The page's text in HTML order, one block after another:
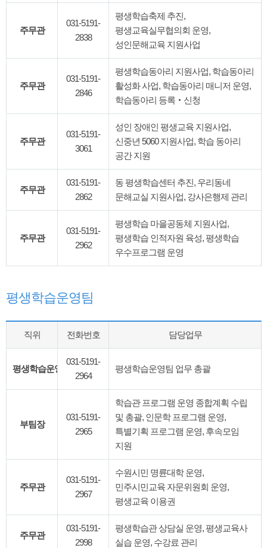
주무관
031-5191-
2838
평생학습축제 추진,
평생교육실무협의회 운영,
성인문해교육 지원사업
주무관
031-5191-
2846
평생학습동아리 지원사업, 학습동아리
활성화 사업, 학습동아리 매니저 운영,
학습동아리 등록‧신청
주무관
031-5191-
3061
성인 장애인 평생교육 지원사업,
신중년 5060 지원사업, 학습 동아리
공간 지원
주무관
031-5191-
2862
동 평생학습센터 추진, 우리동네
문해교실 지원사업, 강사은행제 관리
주무관
031-5191-
2962
평생학습 마을공동체 지원사업,
평생학습 인적자원 육성, 평생학습
우수프로그램 운영
평생학습운영팀
직위 전화번호 담당업무
평생학습운영팀장
031-5191-
2964
평생학습운영팀 업무 총괄
부팀장
031-5191-
2965
학습관 프로그램 운영 종합계획 수립
및 총괄, 인문학 프로그램 운영,
특별기획 프로그램 운영, 후속모임
지원
주무관
031-5191-
2967
수원시민 명륜대학 운영,
민주시민교육 자문위원회 운영,
평생교육 이용권
주무관
031-5191-
2998
평생학습관 상담실 운영, 평생교육사
실습 운영, 수강료 관리